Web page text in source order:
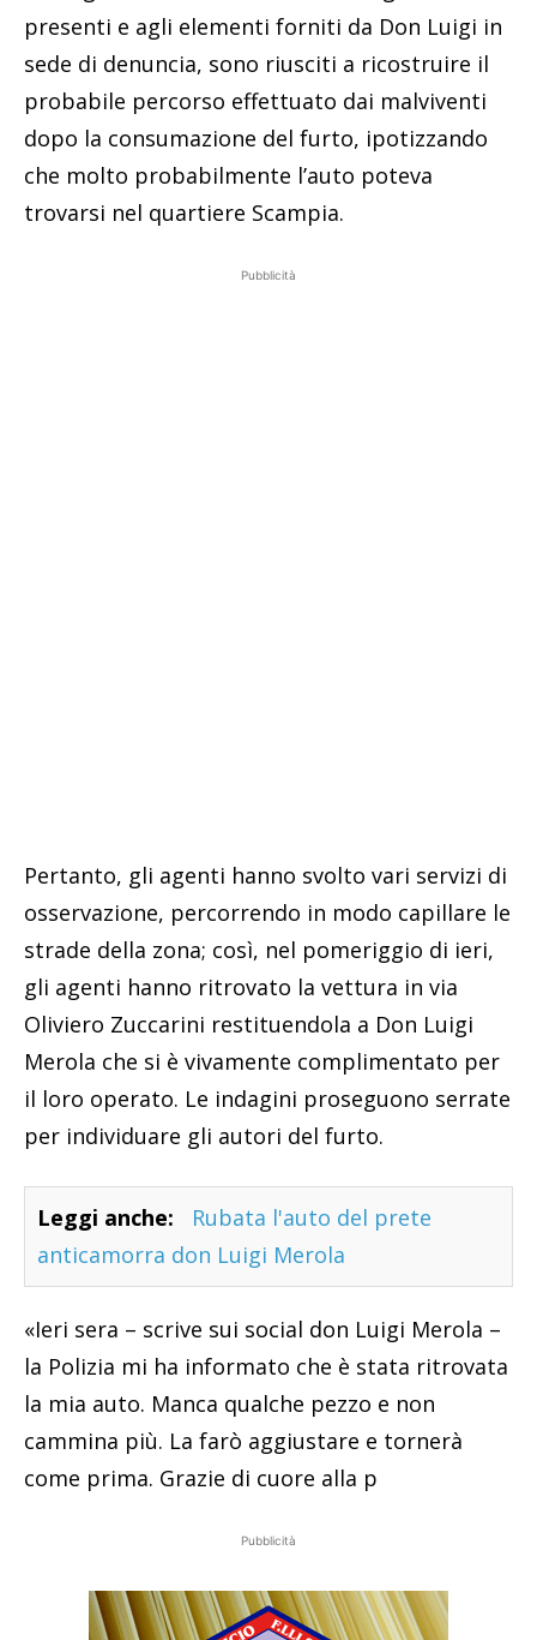
presenti e agli elementi forniti da Don Luigi in
sede di denuncia, sono riusciti a ricostruire il
probabile percorso effettuato dai malviventi
dopo la consumazione del furto, ipotizzando
che molto probabilmente l’auto poteva
trovarsi nel quartiere Scampia.
Pubblicità
Pertanto, gli agenti hanno svolto vari servizi di
osservazione, percorrendo in modo capillare le
strade della zona; così, nel pomeriggio di ieri,
gli agenti hanno ritrovato la vettura in via
Oliviero Zuccarini restituendola a Don Luigi
Merola che si è vivamente complimentato per
il loro operato. Le indagini proseguono serrate
per individuare gli autori del furto.
Leggi anche:
Rubata l'auto del prete
anticamorra don Luigi Merola
«Ieri sera – scrive sui social don Luigi Merola –
la Polizia mi ha informato che è stata ritrovata
la mia auto. Manca qualche pezzo e non
cammina più. La farò aggiustare e tornerà
come prima. Grazie di cuore alla p
Pubblicità